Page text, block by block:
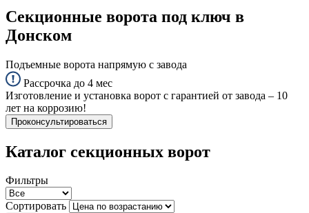
Секционные ворота под ключ в
Донском
Подъемные ворота напрямую с завода
Рассрочка до 4 мес
Изготовление и установка ворот с гарантией от завода – 10
лет на коррозию!
Проконсультироваться
Каталог секционных ворот
Фильтры
Сортировать